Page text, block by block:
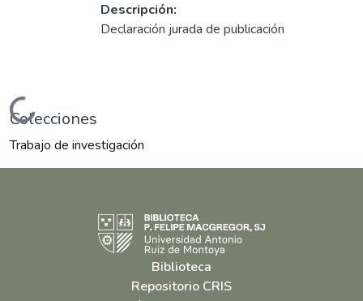
Descripción:
Declaración jurada de publicación
Colecciones
Trabajo de investigación
Biblioteca
Repositorio CRIS